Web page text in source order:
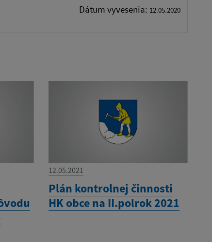
Dátum vyvesenia: 12.05.2020
12.05.2021
Plán kontrolnej činnosti
HK obce na II.polrok 2021